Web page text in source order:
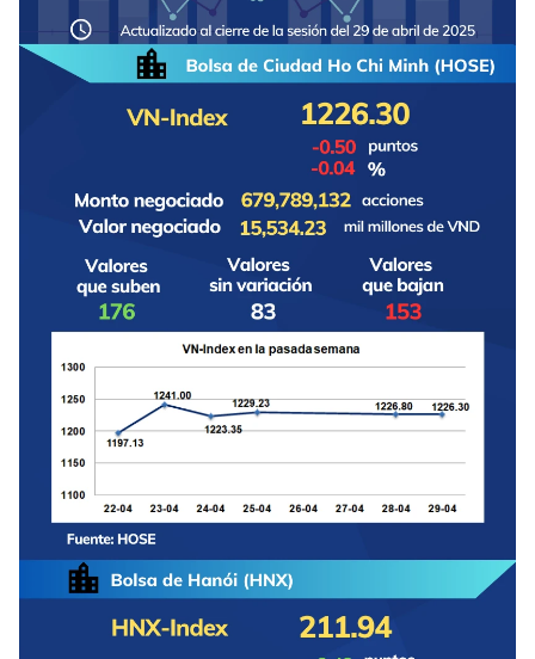
PUENTE DE AMISTAD
FOTOGRAFÍA
¿QUIÉNES SOMOS?
TIẾNG VIỆT
ENGLISH
中文
FRANÇAIS
РУССКИЙ